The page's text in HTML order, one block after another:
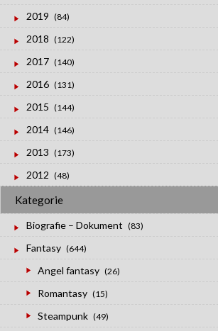
2019 (84)
2018 (122)
2017 (140)
2016 (131)
2015 (144)
2014 (146)
2013 (173)
2012 (48)
Kategorie
Biografie – Dokument (83)
Fantasy (644)
Angel fantasy (26)
Romantasy (15)
Steampunk (49)